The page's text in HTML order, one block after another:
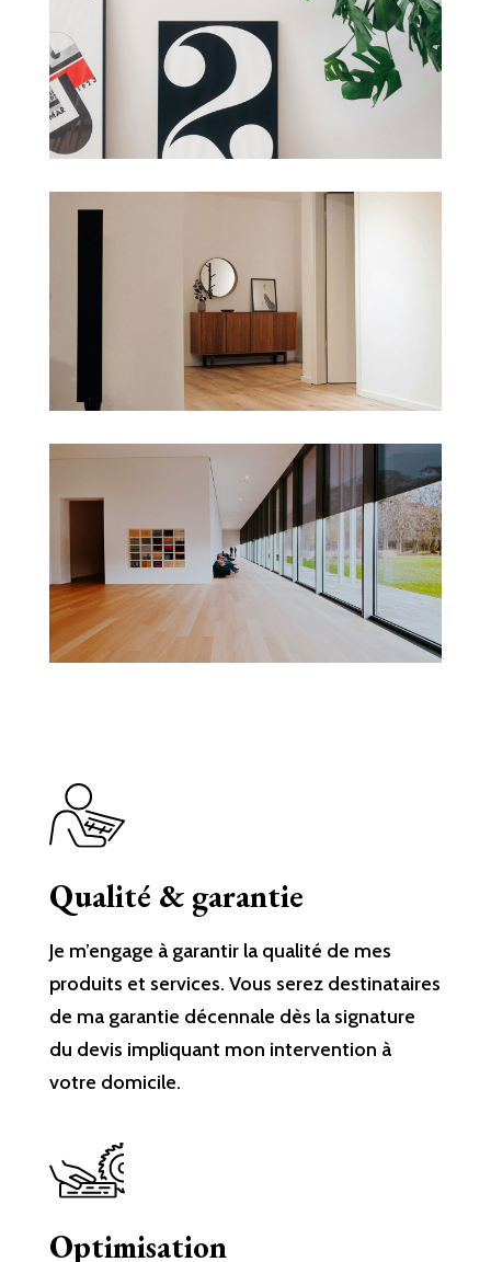
Qualité & garantie
Je m’engage à garantir la qualité de mes
produits et services. Vous serez destinataires
de ma garantie décennale dès la signature
du devis impliquant mon intervention à
votre domicile.
Optimisation